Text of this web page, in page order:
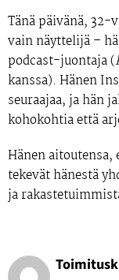
Tänä päivänä, 32-
vain näyttelijä –
podcast-juontaja (
kanssa). Hänen
seuraajaa, ja hän
kohokohtia että
Hänen aitoutensa,
tekevät hänestä
ja